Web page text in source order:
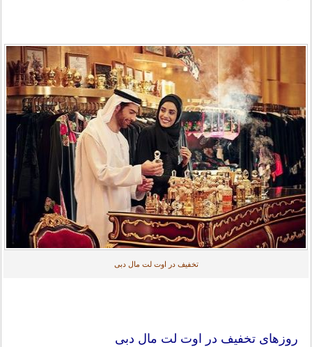
تخفیف در اوت لت مال دبی
روزهای تخفیف در اوت لت مال دبی